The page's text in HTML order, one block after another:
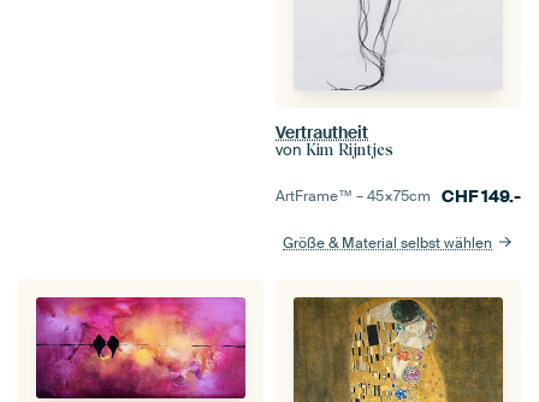
Vertrautheit
von Kim Rijntjes
ArtFrame™ –45×75cm CHF149.-
Größe & Material selbst wählen